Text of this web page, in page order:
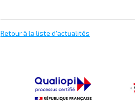
Retour à la liste d'actualités